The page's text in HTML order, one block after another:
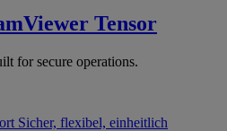
Tensor
for secure operations.
Sicher, flexibel, einheitlich